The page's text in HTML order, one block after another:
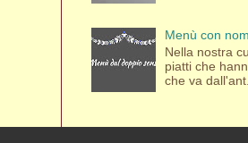
Menù con
Nella nostra
piatti che
che va